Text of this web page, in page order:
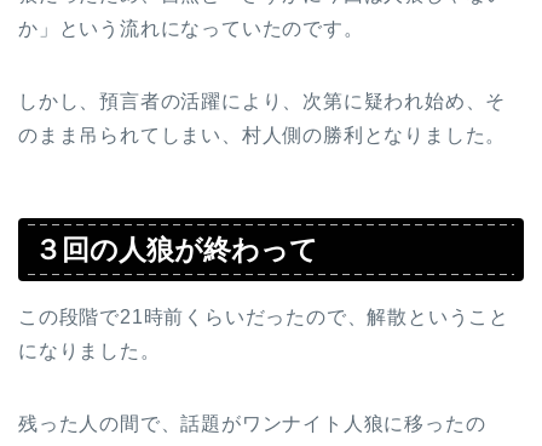
か」という流れになっていたのです。
しかし、預言者の活躍により、次第に疑われ始め、そ
のまま吊られてしまい、村人側の勝利となりました。
３回の人狼が終わって
この段階で21時前くらいだったので、解散ということ
になりました。
残った人の間で、話題がワンナイト人狼に移ったの